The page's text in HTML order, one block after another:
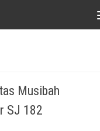
Musibah
SJ 182